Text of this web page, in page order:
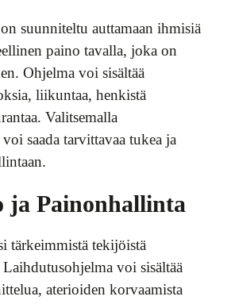
suunniteltu auttamaan ihmisiä
paino tavalla, joka on
Ohjelma voi sisältää
liikuntaa, henkistä
Valitsemalla
saada tarvittavaa tukea ja
ja Painonhallinta
tärkeimmistä tekijöistä
voi sisältää
aterioiden korvaamista